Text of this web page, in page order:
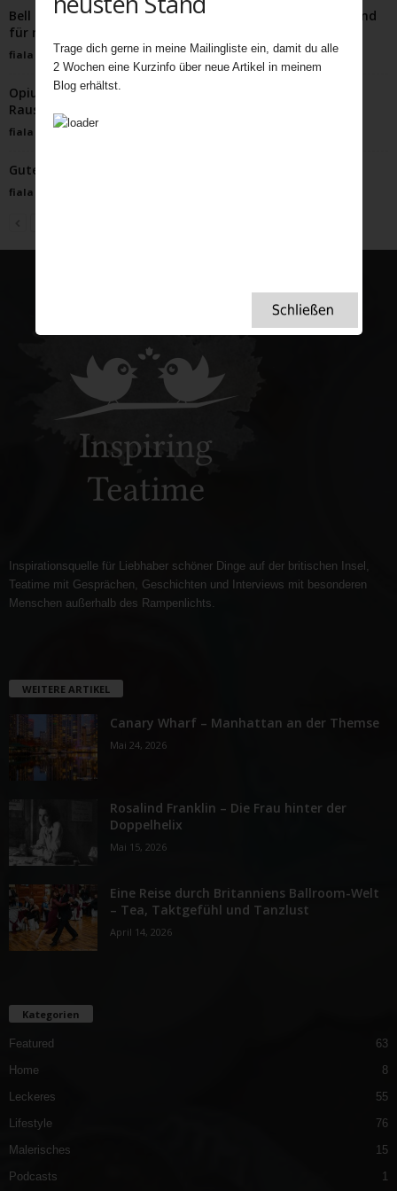
Bell Ringing Probe im Glockenturm – ein spannender Abend
für mich.
fiala November 9, 2021
Opium, Empire und Tee: Wie Großbritannien Asiens
Rauschgiftmärkte beherrschte
fiala Februar 10, 2026
Guter Wein aus England?
fiala
Inspirationsquelle für Liebhaber schöner Dinge auf der britischen Insel,
Teatime mit Gesprächen, Geschichten und Interviews mit besonderen
Menschen außerhalb des Rampenlichts.
WEITERE ARTIKEL
Canary Wharf – Manhattan an der Themse
Mai 24, 2026
Rosalind Franklin – Die Frau hinter der
Doppelhelix
Mai 15, 2026
Eine Reise durch Britanniens Ballroom-Welt
– Tea, Taktgefühl und Tanzlust
April 14, 2026
Kategorien
Featured
63
Home
8
Leckeres
55
Lifestyle
76
Malerisches
15
Podcasts
1
Trage dich gerne in meine Mailingliste ein, damit du alle
2 Wochen eine Kurzinfo über neue Artikel in meinem
Blog erhältst.